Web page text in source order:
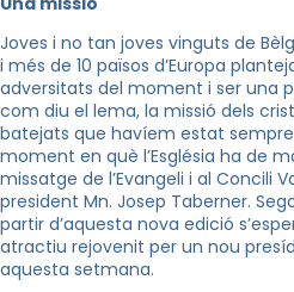
Joves i no tan joves vinguts de
i més de 10 països d’Europa
adversitats del moment i ser una
com diu el lema, la missió dels
batejats que havíem estat
moment en què l’Església ha de
missatge de l’Evangeli i al Concili
president Mn. Josep Taberner.
partir d’aquesta nova edició
atractiu rejovenit per un nou
aquesta setmana.